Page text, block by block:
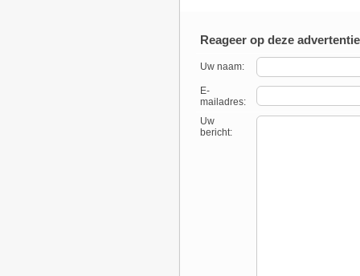
Reageer op deze advertentie
Uw naam:
E-
mailadres:
Uw
bericht: